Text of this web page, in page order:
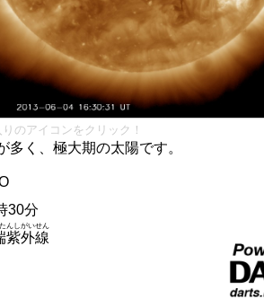
のアイコンをクリック！
多く、極大期の太陽です。
30分
紫外線
んしがいせん